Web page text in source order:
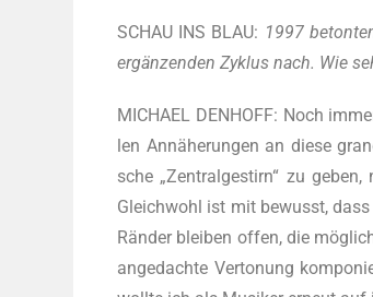
SCHAU INS BLAU: 1997
ergän­zen­den Zyklus nach. Wie
MICHAEL DENHOFF: Noch
len Annä­he­run­gen an die­se
sche „Zen­tral­ge­stirn“ zu
Gleich­wohl ist mit bewusst,
Rän­der blei­ben offen, die
ange­dach­te Ver­to­nung